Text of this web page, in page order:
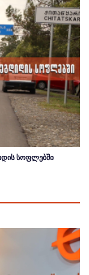
სოფლებში